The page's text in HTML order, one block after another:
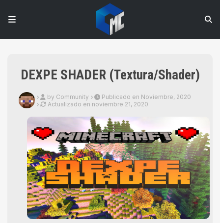
DEXPE SHADER (Textura/Shader)
by Community
Publicado en Noviembre, 2020
Actualizado en noviembre 21, 2020